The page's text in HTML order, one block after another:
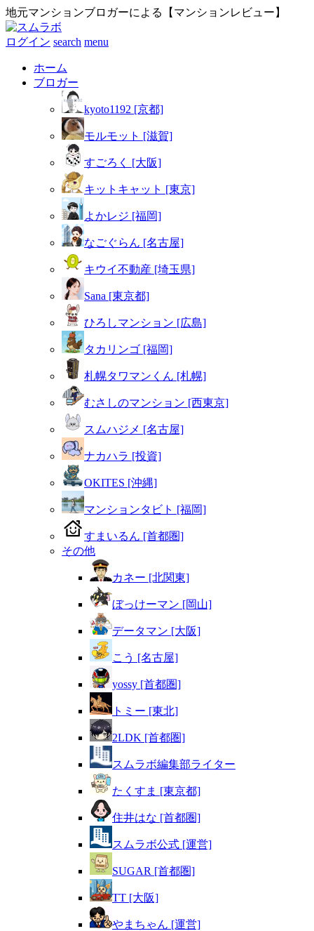
地元マンションブロガーによる【マンションレビュー】
ログイン search menu
ホーム
ブロガー
kyoto1192 [京都]
モルモット [滋賀]
すごろく [大阪]
キットキャット [東京]
よかレジ [福岡]
なごぐらん [名古屋]
キウイ不動産 [埼玉県]
Sana [東京都]
ひろしマンション [広島]
タカリンゴ [福岡]
札幌タワマンくん [札幌]
むさしのマンション [西東京]
スムハジメ [名古屋]
ナカハラ [投資]
OKITES [沖縄]
マンションタビト [福岡]
すまいるん [首都圏]
その他
カネー [北関東]
ぼっけーマン [岡山]
データマン [大阪]
こう [名古屋]
yossy [首都圏]
トミー [東北]
2LDK [首都圏]
スムラボ編集部ライター
たくすま [東京都]
住井はな [首都圏]
スムラボ公式 [運営]
SUGAR [首都圏]
TT [大阪]
やまちゃん [運営]